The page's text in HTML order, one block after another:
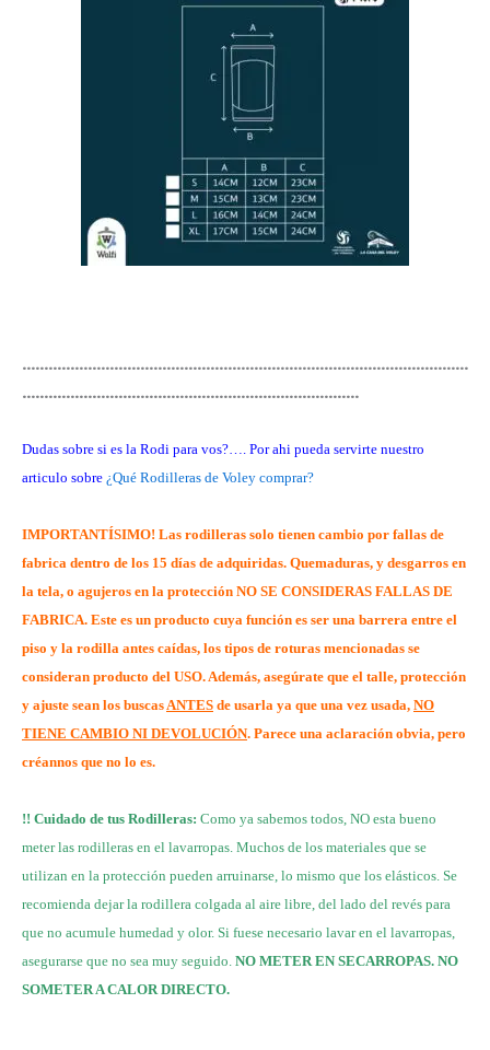
…………………………………………………………………………………………
…………………………………………………………………..
Dudas sobre si es la Rodi para vos?…. Por ahi pueda servirte nuestro
articulo sobre ¿Qué Rodilleras de Voley comprar?
IMPORTANTÍSIMO! Las rodilleras solo tienen cambio por fallas de
fabrica dentro de los 15 días de adquiridas. Quemaduras, y desgarros en
la tela, o agujeros en la protección NO SE CONSIDERAS FALLAS DE
FABRICA. Este es un producto cuya función es ser una barrera entre el
piso y la rodilla antes caídas, los tipos de roturas mencionadas se
consideran producto del USO. Además, asegúrate que el talle, protección
y ajuste sean los buscasANTES de usarla ya que una vez usada, NO
TIENE CAMBIO NI DEVOLUCIÓN. Parece una aclaración obvia, pero
créannos que no lo es.
!! Cuidado de tus Rodilleras: Como ya sabemos todos, NO esta bueno
meter las rodilleras en el lavarropas. Muchos de los materiales que se
utilizan en la protección pueden arruinarse, lo mismo que los elásticos. Se
recomienda dejar la rodillera colgada al aire libre, del lado del revés para
que no acumule humedad y olor. Si fuese necesario lavar en el lavarropas,
asegurarse que no sea muy seguido. NO METER EN SECARROPAS. NO
SOMETER A CALOR DIRECTO.